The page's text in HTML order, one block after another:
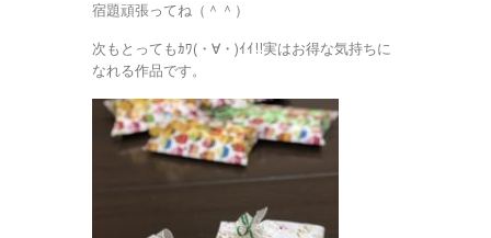
宿題頑張ってね（＾＾）
次もとってもｶﾜ(・∀・)ｲｲ!!実はお得な気持ちに
なれる作品です。